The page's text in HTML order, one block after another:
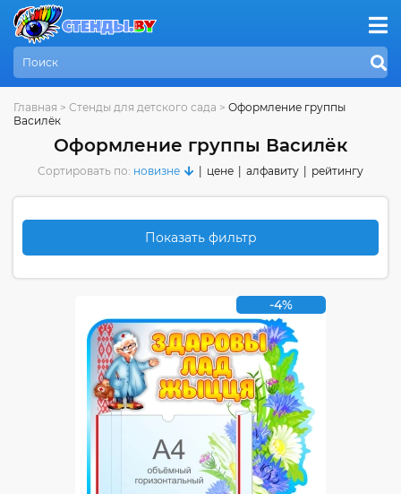
Главная > Стенды для детского сада > Оформление группы
Василёк
Оформление группы Василёк
Сортировать по: новизне цене алфавиту рейтингу
Показать фильтр
-4%